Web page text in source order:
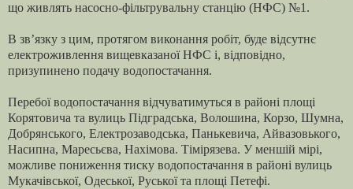
що живлять насосно-фільтрувальну станцію (НФС) №1.
В зв’язку з цим, протягом виконання робіт, буде відсутнє
електроживлення вищевказаної НФС і, відповідно,
призупинено подачу водопостачання.
Перебої водопостачання відчуватимуться в районі площі
Корятовича та вулиць Підградська, Волошина, Корзо, Шумна,
Добрянського, Електрозаводська, Панькевича, Айвазовького,
Насипна, Маресьєва, Нахімова. Тімірязева. У меншій мірі,
можливе пониження тиску водопостачання в районі вулиць
Мукачівської, Одеської, Руської та площі Петефі.